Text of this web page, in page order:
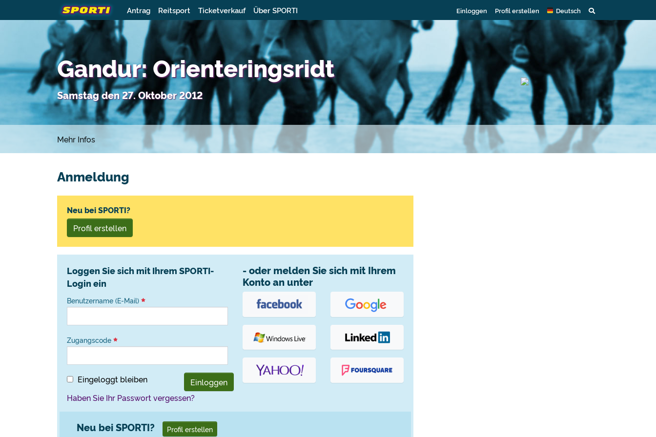
Antrag Reitsport Ticketverkauf Über SPORTI Einloggen Profil erstellen Deutsch
Gandur: Orienteringsridt
Samstag den 27. Oktober 2012
Mehr Infos
Anmeldung
Neu bei SPORTI?
Profil erstellen
Loggen Sie sich mit Ihrem SPORTI-
Login ein
Benutzername (E-Mail)
Zugangscode
Eingeloggt bleiben
Einloggen
Haben Sie Ihr Passwort vergessen?
- oder melden Sie sich mit Ihrem
Konto an unter
Neu bei SPORTI? Profil erstellen